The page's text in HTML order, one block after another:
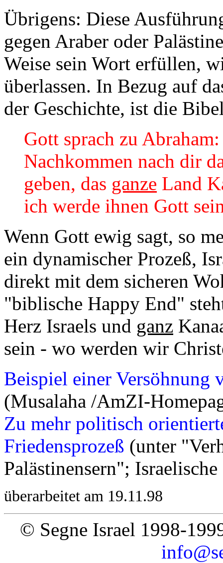
Übrigens: Diese
gegen Araber oder
Weise sein Wort erfüllen,
überlassen. In Bezug auf
der Geschichte, ist die
Gott sprach zu
Nachkommen nach dir
geben, das ganze Land
ich werde ihnen Gott
Wenn Gott ewig sagt, so
ein dynamischer Prozeß,
direkt mit dem sicheren
"biblische Happy End"
Herz Israels und ganz
sein - wo werden wir
Beispiel einer Versöhnung
(Musalaha /AmZI-
Zu mehr politisch
Friedensprozeß (unter
Palästinensern";
überarbeitet am 19.11.98
© Segne Israel 1998-